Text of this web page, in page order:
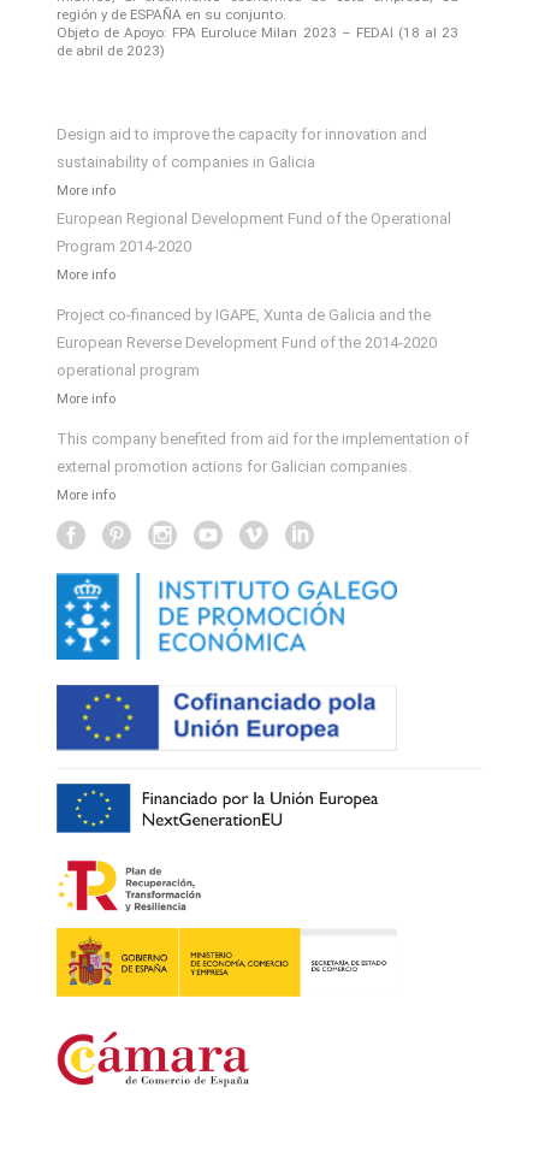
región y de ESPAÑA en su conjunto.
Objeto de Apoyo: FPA Euroluce Milan 2023 – FEDAI (18 al 23
de abril de 2023)
Design aid to improve the capacity for innovation and
sustainability of companies in Galicia
More info
European Regional Development Fund of the Operational
Program 2014-2020
More info
Project co-financed by IGAPE, Xunta de Galicia and the
European Reverse Development Fund of the 2014-2020
operational program
More info
This company benefited from aid for the implementation of
external promotion actions for Galician companies.
More info